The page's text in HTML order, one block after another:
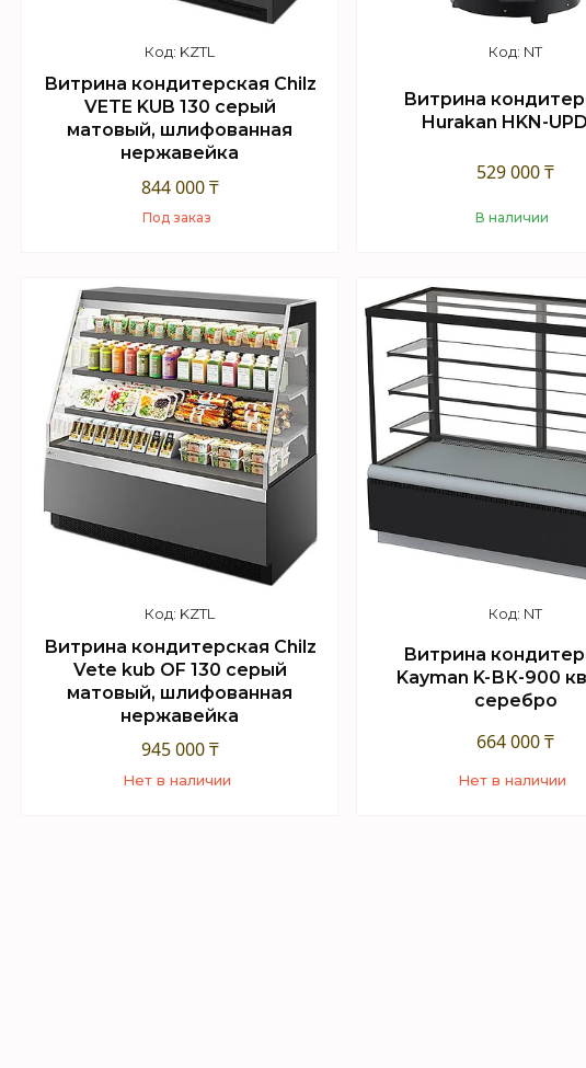
KZTL
Витрина кондитерская Chilz
VETE KUB 130 серый
матовый, шлифованная
нержавейка
844 000 ₸
Под заказ
Купить
NT
Витрина
Hurakan HKN-
529 000 ₸
В наличии
KZTL
Витрина кондитерская Chilz
Vete kub OF 130 серый
матовый, шлифованная
нержавейка
945 000 ₸
Нет в наличии
NT
Витрина
Kayman K-ВК-900
серебро
664 000 ₸
Нет в наличии